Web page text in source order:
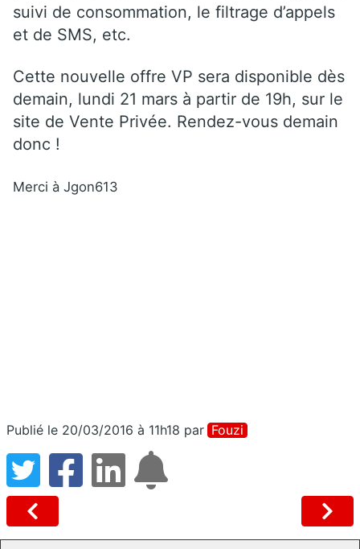
suivi de consommation, le filtrage d’appels
et de SMS, etc.
Cette nouvelle offre VP sera disponible dès
demain, lundi 21 mars à partir de 19h, sur le
site de Vente Privée. Rendez-vous demain
donc !
Merci à Jgon613
Publié le 20/03/2016 à 11h18 par Fouzi